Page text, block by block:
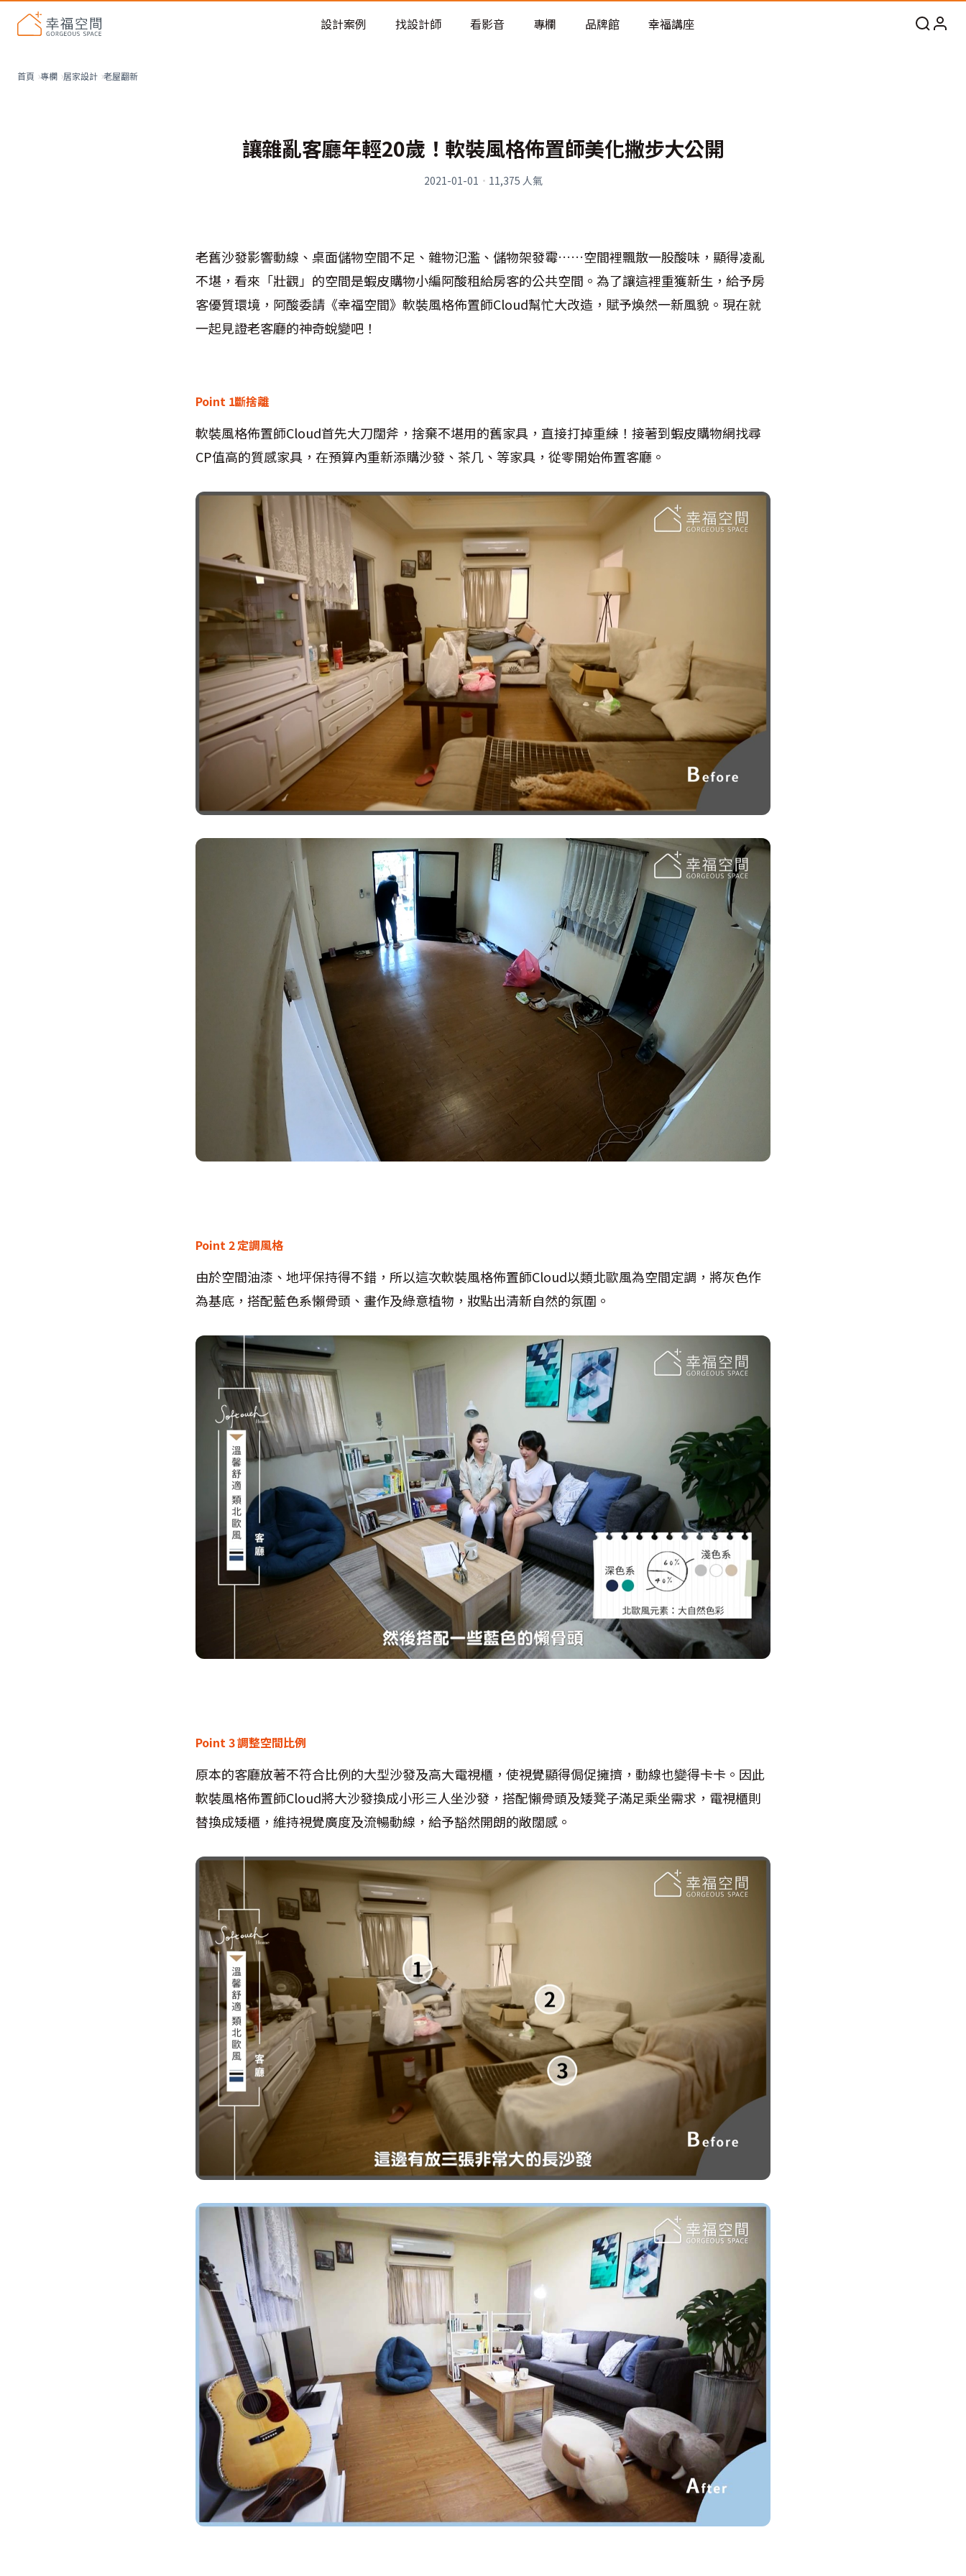
看不見的居家風險和翻新關鍵
老屋預算分配與高 CP 值煥新術
設計案例 找設計師 看影音 專欄 品牌館 幸福講座
首頁 專欄 居家設計 老屋翻新
讓雜亂客廳年輕20歲！軟裝風格佈置師美化撇步大公開
2021-01-01 · 11,375 人氣
老舊沙發影響動線、桌面儲物空間不足、雜物氾濫、儲物架發霉……空間裡飄散一股酸味，顯得凌亂
不堪，看來「壯觀」的空間是蝦皮購物小編阿酸租給房客的公共空間。為了讓這裡重獲新生，給予房
客優質環境，阿酸委請《幸福空間》軟裝風格佈置師Cloud幫忙大改造，賦予煥然一新風貌。現在就
一起見證老客廳的神奇蛻變吧！
Point 1斷捨離
軟裝風格佈置師Cloud首先大刀闊斧，捨棄不堪用的舊家具，直接打掉重練！接著到蝦皮購物網找尋
CP值高的質感家具，在預算內重新添購沙發、茶几、等家具，從零開始佈置客廳。
Point 2定調風格
由於空間油漆、地坪保持得不錯，所以這次軟裝風格佈置師Cloud以類北歐風為空間定調，將灰色作
為基底，搭配藍色系懶骨頭、畫作及綠意植物，妝點出清新自然的氛圍。
Point 3調整空間比例
原本的客廳放著不符合比例的大型沙發及高大電視櫃，使視覺顯得侷促擁擠，動線也變得卡卡。因此
軟裝風格佈置師Cloud將大沙發換成小形三人坐沙發，搭配懶骨頭及矮凳子滿足乘坐需求，電視櫃則
替換成矮櫃，維持視覺廣度及流暢動線，給予豁然開朗的敞闊感。